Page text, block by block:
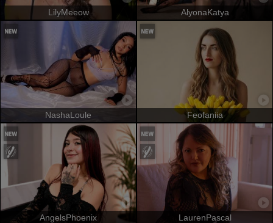
LilyMeeow AlyonaKatya
NashaLoule Feofaniia
AngelsPhoenix LaurenPascal